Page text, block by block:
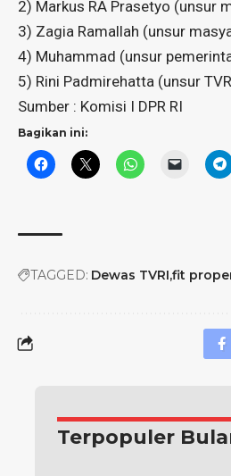
2) Markus RA Prasetyo (unsur
3) Zagia Ramallah (unsur
4) Muhammad (unsur
5) Rini Padmirehatta (unsur
Sumber : Komisi I DPR RI
Bagikan ini:
TAGGED: Dewas TVRI fit
Terpopuler